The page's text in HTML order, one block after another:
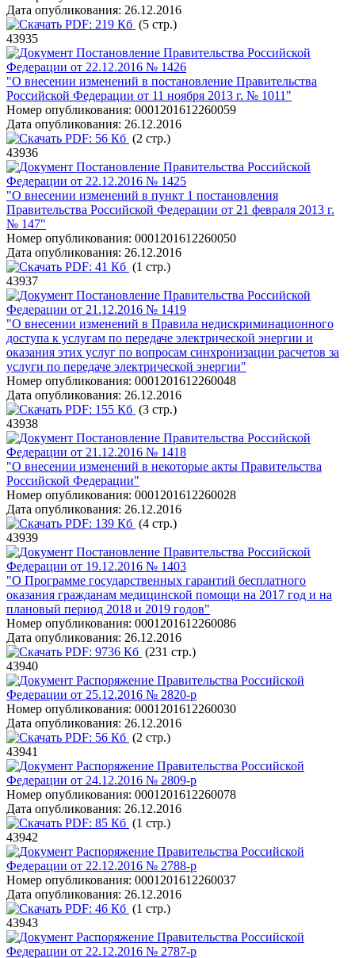
Дата опубликования: 26.12.2016
PDF: 219 Кб (5 стр.)
43935
Постановление Правительства Российской
Федерации от 22.12.2016 № 1426
"О внесении изменений в постановление Правительства
Российской Федерации от 11 ноября 2013 г. № 1011"
Номер опубликования: 0001201612260059
Дата опубликования: 26.12.2016
PDF: 56 Кб (2 стр.)
43936
Постановление Правительства Российской
Федерации от 22.12.2016 № 1425
"О внесении изменений в пункт 1 постановления
Правительства Российской Федерации от 21 февраля 2013 г.
№ 147"
Номер опубликования: 0001201612260050
Дата опубликования: 26.12.2016
PDF: 41 Кб (1 стр.)
43937
Постановление Правительства Российской
Федерации от 21.12.2016 № 1419
"О внесении изменений в Правила недискриминационного
доступа к услугам по передаче электрической энергии и
оказания этих услуг по вопросам синхронизации расчетов за
услуги по передаче электрической энергии"
Номер опубликования: 0001201612260048
Дата опубликования: 26.12.2016
PDF: 155 Кб (3 стр.)
43938
Постановление Правительства Российской
Федерации от 21.12.2016 № 1418
"О внесении изменений в некоторые акты Правительства
Российской Федерации"
Номер опубликования: 0001201612260028
Дата опубликования: 26.12.2016
PDF: 139 Кб (4 стр.)
43939
Постановление Правительства Российской
Федерации от 19.12.2016 № 1403
"О Программе государственных гарантий бесплатного
оказания гражданам медицинской помощи на 2017 год и на
плановый период 2018 и 2019 годов"
Номер опубликования: 0001201612260086
Дата опубликования: 26.12.2016
PDF: 9736 Кб (231 стр.)
43940
Распоряжение Правительства Российской
Федерации от 25.12.2016 № 2820-р
Номер опубликования: 0001201612260030
Дата опубликования: 26.12.2016
PDF: 56 Кб (2 стр.)
43941
Распоряжение Правительства Российской
Федерации от 24.12.2016 № 2809-р
Номер опубликования: 0001201612260078
Дата опубликования: 26.12.2016
PDF: 85 Кб (1 стр.)
43942
Распоряжение Правительства Российской
Федерации от 22.12.2016 № 2788-р
Номер опубликования: 0001201612260037
Дата опубликования: 26.12.2016
PDF: 46 Кб (1 стр.)
43943
Распоряжение Правительства Российской
Федерации от 22.12.2016 № 2787-р